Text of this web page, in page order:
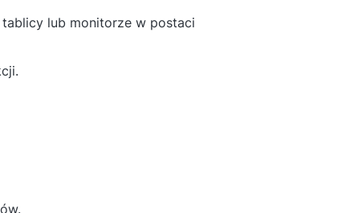
lub monitorze w postaci